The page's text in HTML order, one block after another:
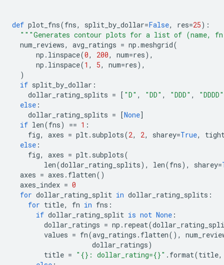
def plot_fns(fns, split_by_dollar=False, res=25):
"""Generates contour plots for a list of (name,
num_reviews, avg_ratings = np .meshgrid(
np . linspace(0, 200, num=res),
np . linspace(1 , 5, num=res),
)
if split_by_dollar :
dollar_rating_splits = [ "D" , "DD" , "DDD" ,
"DDDD"
else :
dollar_rating_splits = [None]
if len(fns) == 1 :
fig, axes = plt. subplots(2, 2, sharey=True,
else :
fig, axes = plt. subplots(
len(dollar_rating_splits), len(fns), sharey=
axes = axes . flatten()
axes_index = 0
for dollar_rating_split in dollar_rating_splits :
for title, fn in fns :
if dollar_rating_split is not None :
dollar_ratings = np . repeat(
values = fn(avg_ratings . flatten(),
dollar_ratings)
title = "{}: dollar_rating={}" . format(title,